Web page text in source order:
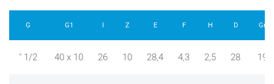
G G1 I Z E F H D Gr
" 1/2 40 x 10 26 10 28,4 4,3 2,5 28 19